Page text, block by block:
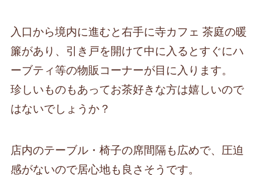
入口から境内に進むと右手に寺カフェ 茶庭の暖
簾があり、引き戸を開けて中に入るとすぐにハ
ーブティ等の物販コーナーが目に入ります。
珍しいものもあってお茶好きな方は嬉しいので
はないでしょうか？
店内のテーブル・椅子の席間隔も広めで、圧迫
感がないので居心地も良さそうです。